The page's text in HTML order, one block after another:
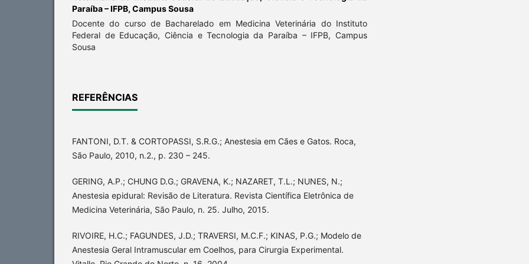
Paraíba – IFPB, Campus Sousa
Docente do curso de Bacharelado em Medicina Veterinária do Instituto
Federal de Educação, Ciência e Tecnologia da Paraíba – IFPB, Campus
Sousa
REFERÊNCIAS
FANTONI, D.T. & CORTOPASSI, S.R.G.; Anestesia em Cães e Gatos. Roca,
São Paulo, 2010, n.2., p. 230 – 245.
GERING, A.P.; CHUNG D.G.; GRAVENA, K.; NAZARET, T.L.; NUNES, N.;
Anestesia epidural: Revisão de Literatura. Revista Científica Eletrônica de
Medicina Veterinária, São Paulo, n. 25. Julho, 2015.
RIVOIRE, H.C.; FAGUNDES, J.D.; TRAVERSI, M.C.F.; KINAS, P.G.; Modelo de
Anestesia Geral Intramuscular em Coelhos, para Cirurgia Experimental.